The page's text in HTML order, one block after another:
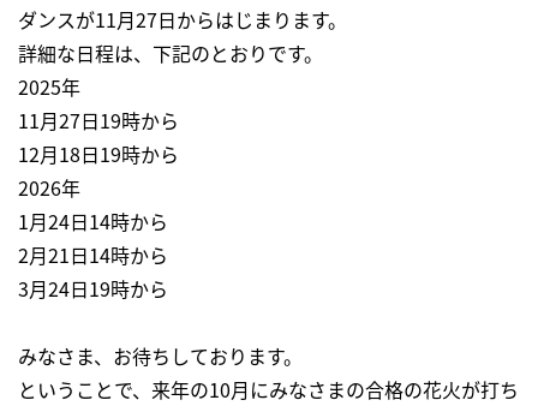
ダンスが11月27日からはじまります。
詳細な日程は、下記のとおりです。
2025年
11月27日19時から
12月18日19時から
2026年
1月24日14時から
2月21日14時から
3月24日19時から
みなさま、お待ちしております。
ということで、来年の10月にみなさまの合格の花火が打ち